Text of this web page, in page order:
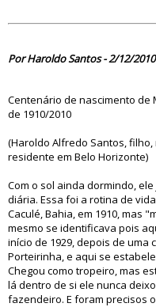
Por Haroldo Santos - 2/12/2010
Centenário de nascimento de
de 1910/2010
(Haroldo Alfredo Santos,
residente em Belo Horizonte)
Com o sol ainda dormindo,
diária. Essa foi a rotina de
Caculé, Bahia, em 1910, mas
mesmo se identificava pois
início de 1929, depois de uma
Porteirinha, e aqui se
Chegou como tropeiro, mas
lá dentro de si ele nunca
fazendeiro. E foram precisos